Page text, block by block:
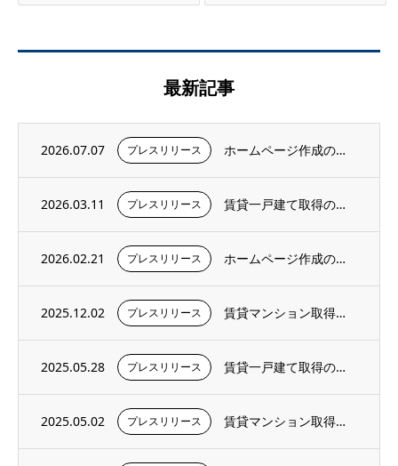
最新記事
2026.07.07 プレスリリース ホームページ作成のお知らせ
2026.03.11 プレスリリース 賃貸一戸建て取得のお知らせ
2026.02.21 プレスリリース ホームページ作成のお知らせ
2025.12.02 プレスリリース 賃貸マンション取得のお知らせ
2025.05.28 プレスリリース 賃貸一戸建て取得のお知らせ
2025.05.02 プレスリリース 賃貸マンション取得のお知らせ